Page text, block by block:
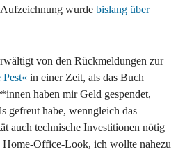
wurde bislang über
von den Rückmeldungen zur
in einer Zeit, als das Buch
haben mir Geld gespendet,
gefreut habe, wenngleich das
auch technische Investitionen nötig
Office-Look, ich wollte nahezu